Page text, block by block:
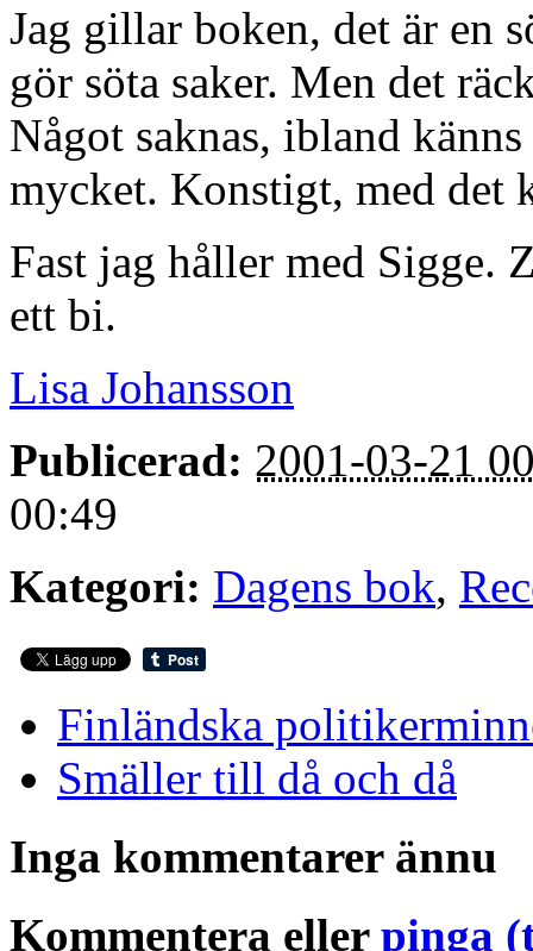
Jag gillar boken, det är en
gör söta saker. Men det
Något saknas, ibland
mycket. Konstigt, med det
Fast jag håller med Sigge.
ett bi.
Lisa Johansson
Publicerad: 2001-03-21
00:49
Kategori: Dagens bok,
Finländska
Smäller till då och då
Inga kommentarer ännu
Kommentera eller pinga